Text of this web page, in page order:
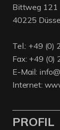
Bittweg 121
40225
Tel.: +49 (0)
Fax: +49 (0)
E-Mail:
Internet:
PROFIL